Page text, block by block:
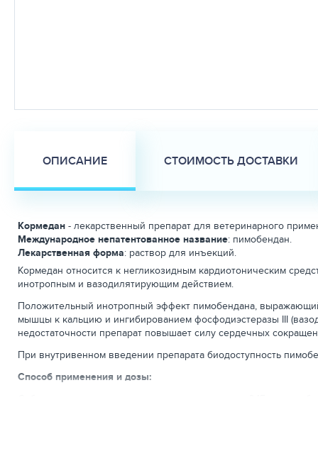
ОПИСАНИЕ СТОИМОСТЬ ДОСТАВКИ
Кормедан - лекарственный препарат для ветеринарного
Международное непатентованное название: пимобендан.
Лекарственная форма: раствор для инъекций.
Кормедан относится к негликозидным кардиотоническим
инотропным и вазодилятирующим действием.
Положительный инотропный эффект пимобендана,
мышцы к кальцию и ингибированием фосфодиэстеразы III
недостаточности препарат повышает силу сердечных
При внутривенном введении препарата биодоступность
Способ применения и дозы: